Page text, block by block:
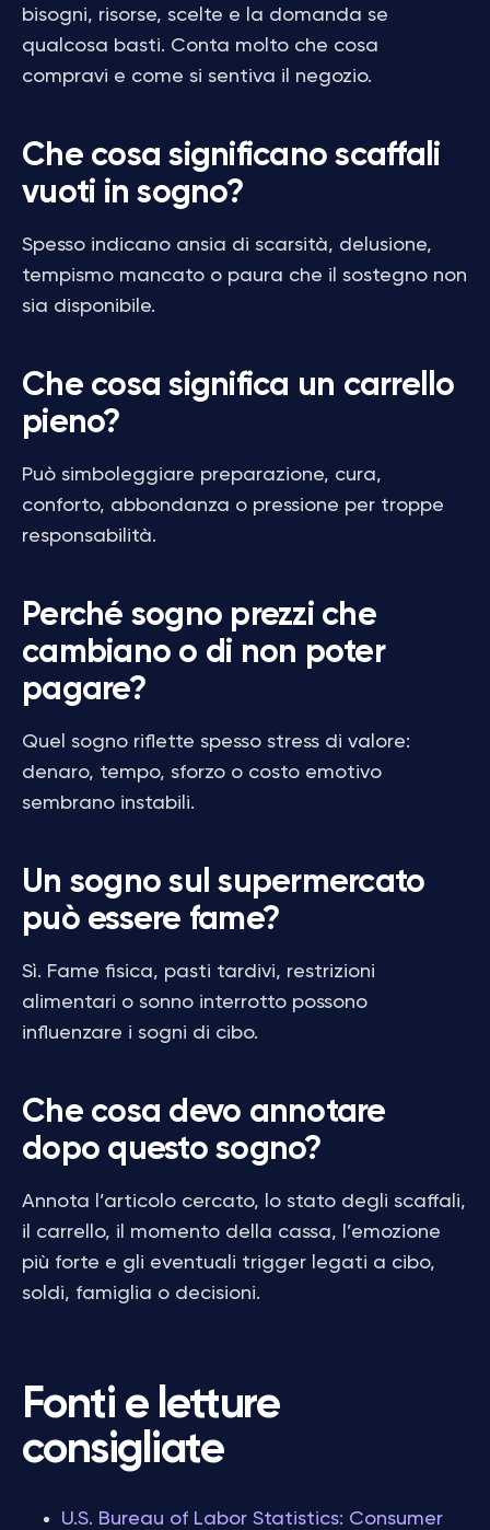
bisogni, risorse, scelte e la domanda se
qualcosa basti. Conta molto che cosa
compravi e come si sentiva il negozio.
Che cosa significano scaffali
vuoti in sogno?
Spesso indicano ansia di scarsità, delusione,
tempismo mancato o paura che il sostegno non
sia disponibile.
Che cosa significa un carrello
pieno?
Può simboleggiare preparazione, cura,
conforto, abbondanza o pressione per troppe
responsabilità.
Perché sogno prezzi che
cambiano o di non poter
pagare?
Quel sogno riflette spesso stress di valore:
denaro, tempo, sforzo o costo emotivo
sembrano instabili.
Un sogno sul supermercato
può essere fame?
Sì. Fame fisica, pasti tardivi, restrizioni
alimentari o sonno interrotto possono
influenzare i sogni di cibo.
Che cosa devo annotare
dopo questo sogno?
Annota l’articolo cercato, lo stato degli scaffali,
il carrello, il momento della cassa, l’emozione
più forte e gli eventuali trigger legati a cibo,
soldi, famiglia o decisioni.
Fonti e letture
consigliate
U.S. Bureau of Labor Statistics: Consumer